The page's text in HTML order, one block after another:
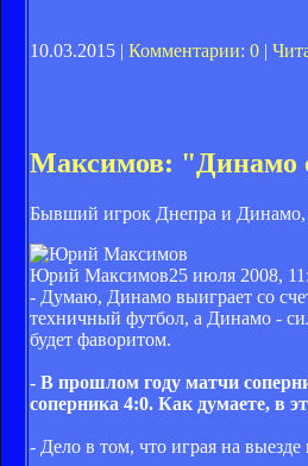
10.03.2015 | Комментарии: 0
Максимов: "Динамо
Бывший игрок Днепра и Динамо,
Юрий Максимов25 июля 2008,
- Думаю, Динамо выиграет со
техничный футбол, а Динамо -
будет фаворитом.
- В прошлом году матчи
соперника 4:0. Как думаете, в
- Дело в том, что играя на